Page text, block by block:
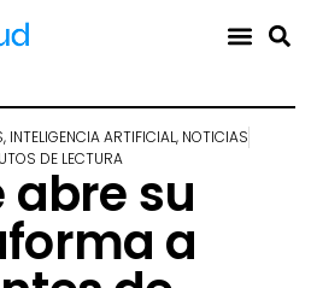
, INTELIGENCIA ARTIFICIAL, NOTICIAS
DE LECTURA
abre su
a